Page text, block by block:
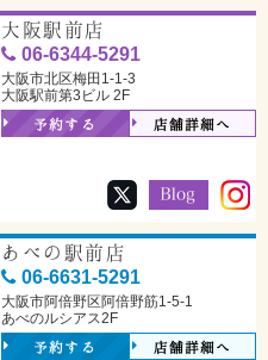
大阪駅前店
06-6344-5291
大阪市北区梅田1-1-3
大阪駅前第3ビル 2F
予約する 店舗詳細へ
あべの駅前店
06-6631-5291
大阪市阿倍野区阿倍野筋1-5-1
あべのルシアス2F
予約する 店舗詳細へ